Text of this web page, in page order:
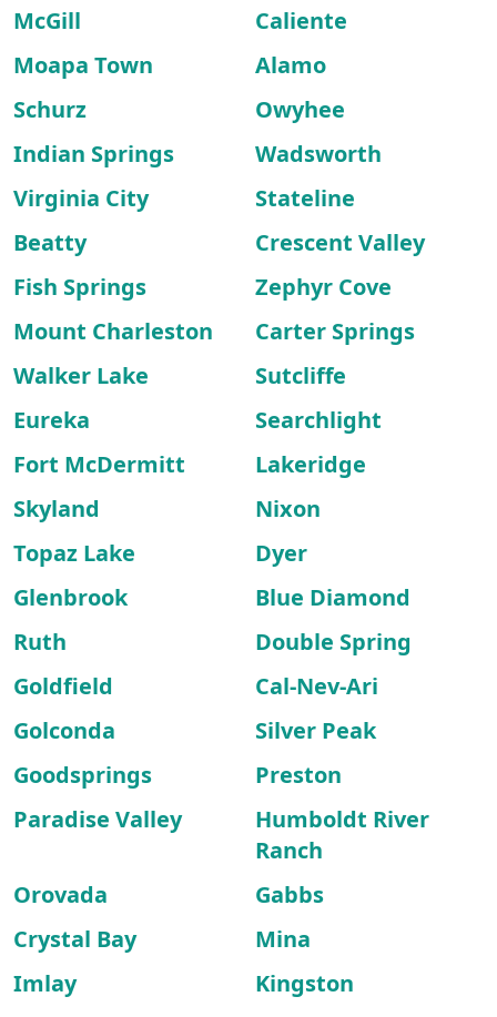
McGill
Caliente
Moapa Town
Alamo
Schurz
Owyhee
Indian Springs
Wadsworth
Virginia City
Stateline
Beatty
Crescent Valley
Fish Springs
Zephyr Cove
Mount Charleston
Carter Springs
Walker Lake
Sutcliffe
Eureka
Searchlight
Fort McDermitt
Lakeridge
Skyland
Nixon
Topaz Lake
Dyer
Glenbrook
Blue Diamond
Ruth
Double Spring
Goldfield
Cal-Nev-Ari
Golconda
Silver Peak
Goodsprings
Preston
Paradise Valley
Humboldt River
Ranch
Orovada
Gabbs
Crystal Bay
Mina
Imlay
Kingston